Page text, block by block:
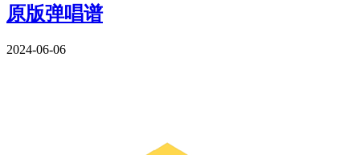
原版弹唱谱
2024-06-06